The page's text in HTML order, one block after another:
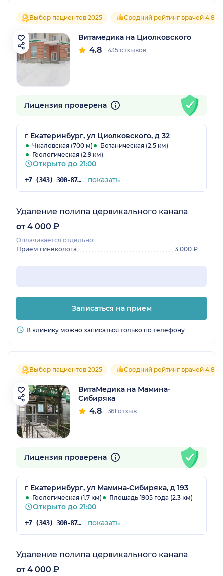
Выбор пациентов 2025 Средний рейтинг врачей 4.8
Витамедика на Циолковского
4.8 435 отзывов
Лицензия проверена
г Екатеринбург, ул Циолковского, д 32
Чкаловская (700 м)
Ботаническая (2.5 км)
Геологическая (2.9 км)
Открыто до 21:00
+7 (343) 300-87-38 показать
Удаление полипа цервикального канала
от 4 000 ₽
Оплачивается отдельно:
Прием гинеколога
3 000 ₽
Записаться на прием
В клинику можно записаться только по телефону
Выбор пациентов 2025 Средний рейтинг врачей 4.8
ВитаМедика на Мамина-
Сибиряка
4.8 361 отзыв
Лицензия проверена
г Екатеринбург, ул Мамина-Сибиряка, д 193
Геологическая (1.7 км) Площадь 1905 года (2.3 км)
Открыто до 21:00
+7 (343) 300-87-38 показать
Удаление полипа цервикального канала
от 4 000 ₽